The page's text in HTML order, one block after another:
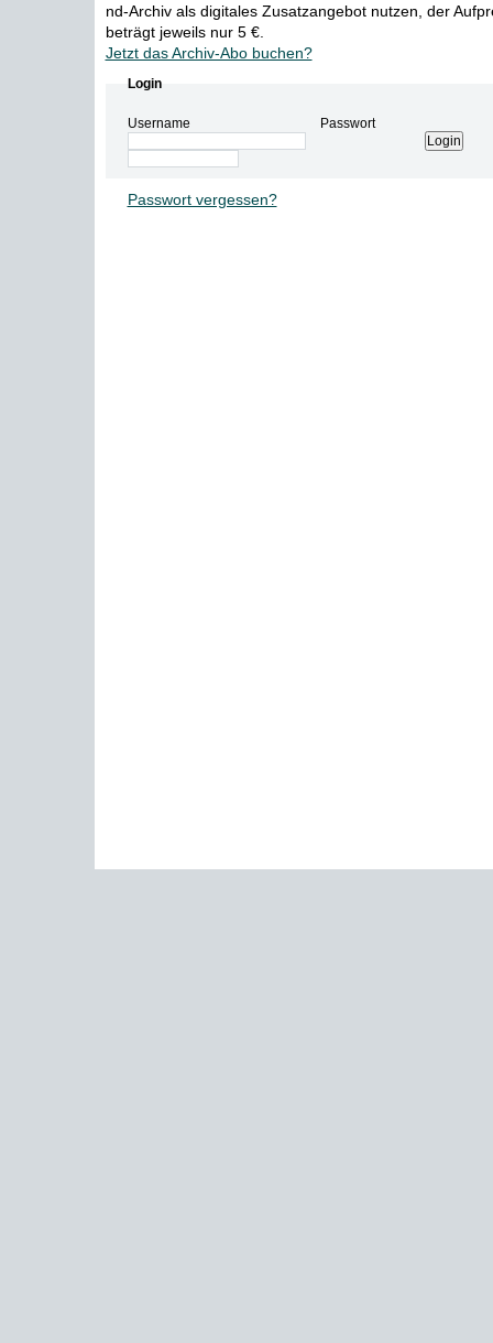
nd-Archiv als digitales Zusatzangebot nutzen, der
beträgt jeweils nur 5 €.
Jetzt das Archiv-Abo buchen?
Login
Username Passwort
Passwort vergessen?